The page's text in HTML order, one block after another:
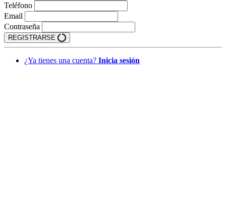
Teléfono
Email
Contraseña
REGISTRARSE
¿Ya tienes una cuenta? Inicia sesión